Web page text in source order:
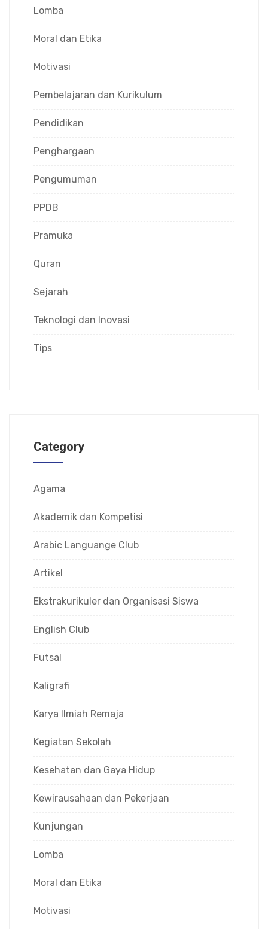
Lomba
Moral dan Etika
Motivasi
Pembelajaran dan Kurikulum
Pendidikan
Penghargaan
Pengumuman
PPDB
Pramuka
Quran
Sejarah
Teknologi dan Inovasi
Tips
Category
Agama
Akademik dan Kompetisi
Arabic Languange Club
Artikel
Ekstrakurikuler dan Organisasi Siswa
English Club
Futsal
Kaligrafi
Karya Ilmiah Remaja
Kegiatan Sekolah
Kesehatan dan Gaya Hidup
Kewirausahaan dan Pekerjaan
Kunjungan
Lomba
Moral dan Etika
Motivasi